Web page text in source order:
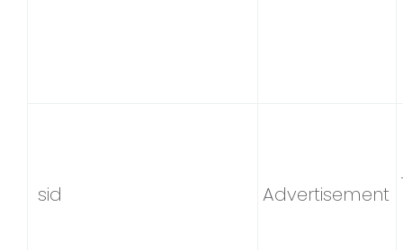
sid Advertisement